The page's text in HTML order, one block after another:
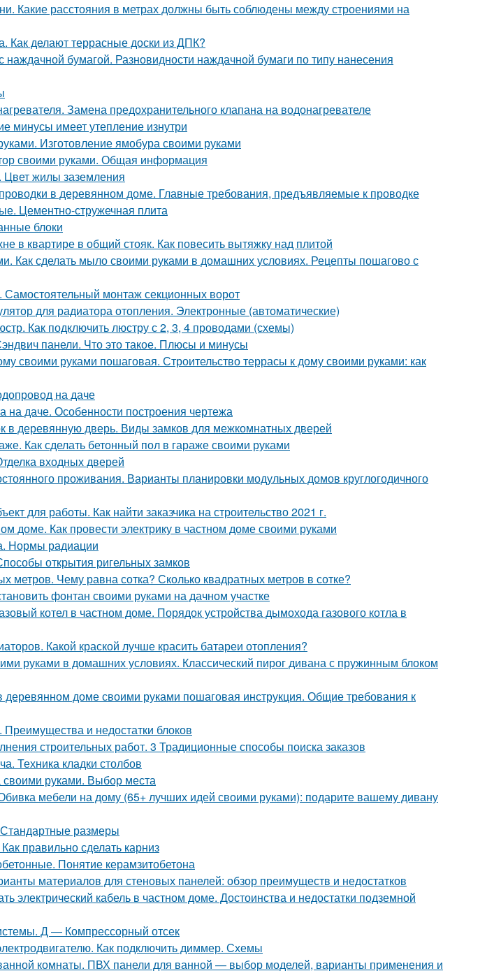
Какие расстояния в метрах должны быть соблюдены между строениями на
Как делают террасные доски из ДПК?
наждачной бумагой. Разновидности наждачной бумаги по типу нанесения
Замена предохранительного клапана на водонагревателе
минусы имеет утепление изнутри
Изготовление ямобура своими руками
своими руками. Общая информация
Цвет жилы заземления
в деревянном доме. Главные требования, предъявляемые к проводке
Цементно-стружечная плита
блоки
в квартире в общий стояк. Как повесить вытяжку над плитой
Как сделать мыло своими руками в домашних условиях. Рецепты пошагово с
монтаж секционных ворот
для радиатора отопления. Электронные (автоматические)
Как подключить люстру с 2, 3, 4 проводами (схемы)
панели. Что это такое. Плюсы и минусы
своими руками пошаговая. Строительство террасы к дому своими руками: как
на даче
на даче. Особенности построения чертежа
в деревянную дверь. Виды замков для межкомнатных дверей
Как сделать бетонный пол в гараже своими руками
входных дверей
проживания. Варианты планировки модульных домов круглогодичного
для работы. Как найти заказчика на строительство 2021 г.
доме. Как провести электрику в частном доме своими руками
Нормы радиации
открытия ригельных замков
метров. Чему равна сотка? Сколько квадратных метров в сотке?
фонтан своими руками на дачном участке
котел в частном доме. Порядок устройства дымохода газового котла в
Какой краской лучше красить батареи отопления?
руками в домашних условиях. Классический пирог дивана с пружинным блоком
деревянном доме своими руками пошаговая инструкция. Общие требования к
и недостатки блоков
строительных работ. 3 Традиционные способы поиска заказов
Техника кладки столбов
своими руками. Выбор места
мебели на дому (65+ лучших идей своими руками): подарите вашему дивану
размеры
правильно сделать карниз
Понятие керамзитобетона
материалов для стеновых панелей: обзор преимуществ и недостатков
электрический кабель в частном доме. Достоинства и недостатки подземной
Д — Компрессорный отсек
Как подключить диммер. Схемы
комнаты. ПВХ панели для ванной — выбор моделей, варианты применения и